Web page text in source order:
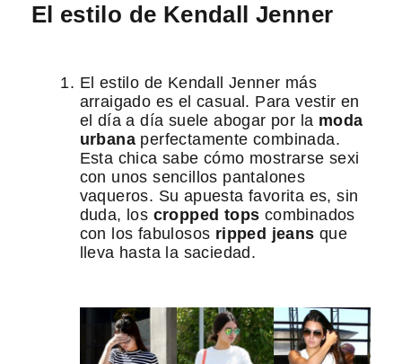
El estilo de Kendall Jenner
El estilo de Kendall Jenner más
arraigado es el casual. Para vestir en
el día a día suele abogar por la moda
urbanaperfectamente combinada.
Esta chica sabe cómo mostrarse sexi
con unos sencillos pantalones
vaqueros. Su apuesta favorita es, sin
duda, los cropped tops combinados
con los fabulosos ripped jeans que
lleva hasta la saciedad.